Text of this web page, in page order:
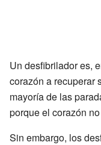
Un desfibrilador es,
corazón a recuperar
mayoría de las
porque el corazón
Sin embargo, los